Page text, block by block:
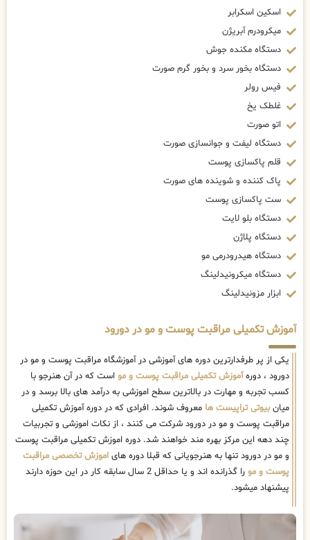
اسکین اسکرابر
میکرودرم آبریژن
دستگاه مکنده جوش
دستگاه بخور سرد و بخور گرم صورت
فیس رولر
غلطک یخ
اتو صورت
دستگاه لیفت و جوانسازی صورت
قلم پاکسازی پوست
پاک کننده و شوینده های صورت
ست پاکسازی پوست
دستگاه بلو لایت
دستگاه پلاژن
دستگاه هیدرودرمی مو
دستگاه میکرونیدلینگ
ابزار مزونیدلینگ
آموزش تکمیلی مراقبت پوست و مو در دورود
یکی از پر طرفدارترین دوره های آموزشی در آموزشگاه مراقبت پوست و مو در
دورود ، دورهآموزش تکمیلی مراقبت پوست و مو است که در آن هنرجو با
کسب تجربه و مهارت در بالاترین سطح اموزشی به درآمد های بالا برسد و در
میانبیوتی تراپیست ها معروف شوند. افرادی که در دوره آموزش تکمیلی
مراقبت پوست و مو در دورود شرکت می کنند ، از نکات اموزشی و تجربیات
چند دهه این مرکز بهره مند خواهند شد. دوره اموزش تکمیلی مراقبت پوست
و مو در دورود تنها به هنرجویانی که قبلا دوره های اموزش تخصصی مراقبت
پوست و مو
را گذرانده اند و یا حداقل 2 سال سابقه کار در این حوزه دارند
پیشنهاد میشود.